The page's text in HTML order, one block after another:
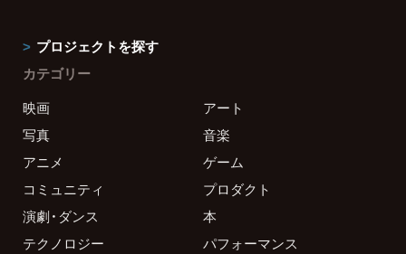
プロジェクトを探す
カテゴリー
映画
アート
写真
音楽
アニメ
ゲーム
コミュニティ
プロダクト
演劇・ダンス
本
テクノロジー
パフォーマンス